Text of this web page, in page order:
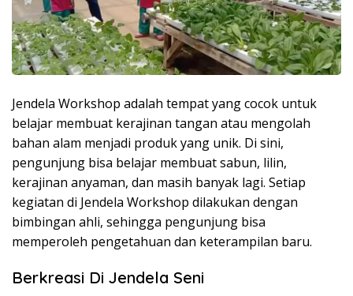
Jendela Workshop adalah tempat yang cocok untuk
belajar membuat kerajinan tangan atau mengolah
bahan alam menjadi produk yang unik. Di sini,
pengunjung bisa belajar membuat sabun, lilin,
kerajinan anyaman, dan masih banyak lagi. Setiap
kegiatan di Jendela Workshop dilakukan dengan
bimbingan ahli, sehingga pengunjung bisa
memperoleh pengetahuan dan keterampilan baru.
Berkreasi Di Jendela Seni